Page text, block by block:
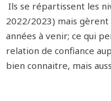
Ils se répartissent les
2022/2023) mais gèrent
années à venir; ce qui
relation de confiance
bien connaitre, mais